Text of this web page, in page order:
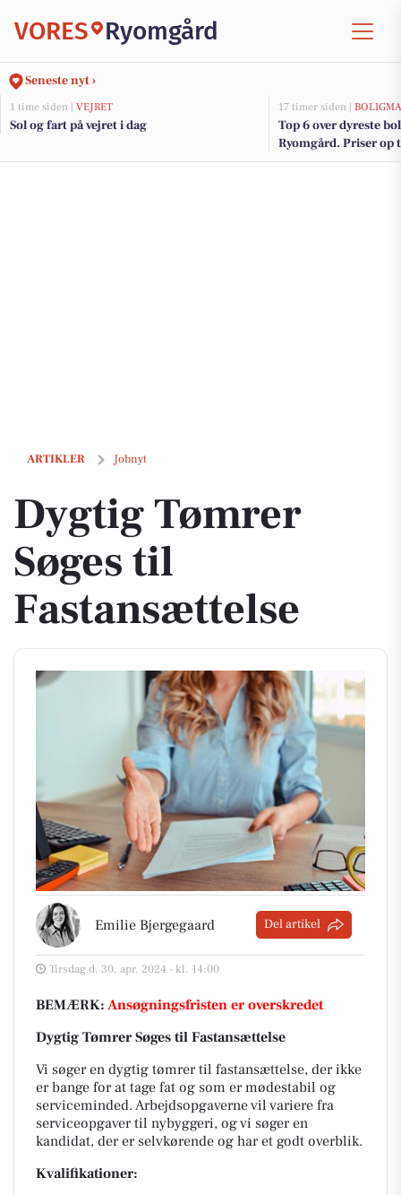
VORES Ryomgård
Seneste nyt ›
1 time siden | VEJRET
Sol og fart på vejret i dag
17 timer siden |
Top 6 over dyreste
Ryomgård. Priser op
ARTIKLER Jobnyt
Dygtig Tømrer Søges til Fastansættelse
Dygtig Tømrer
Søges til
Fastansættelse
Emilie Bjergegaard Del artikel
Tirsdag d. 30. apr. 2024 - kl. 14:00
BEMÆRK: Ansøgningsfristen er overskredet
Dygtig Tømrer Søges til Fastansættelse
Vi søger en dygtig tømrer til fastansættelse, der ikke
er bange for at tage fat og som er mødestabil og
serviceminded. Arbejdsopgaverne vil variere fra
serviceopgaver til nybyggeri, og vi søger en
kandidat, der er selvkørende og har et godt overblik.
Kvalifikationer: